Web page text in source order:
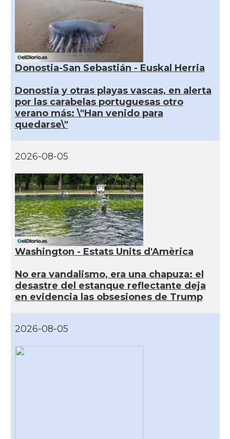
Donostia-San Sebastián - Euskal Herria
Donostia y otras playas vascas, en alerta
por las carabelas portuguesas otro
verano más: \"Han venido para
quedarse\"
2026-08-05
Washington - Estats Units d'Amèrica
No era vandalismo, era una chapuza: el
desastre del estanque reflectante deja
en evidencia las obsesiones de Trump
2026-08-05